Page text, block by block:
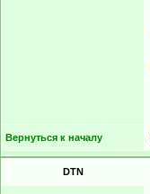
Вернуться к началу
DTN